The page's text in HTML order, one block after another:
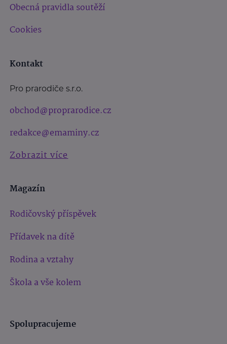
Obecná pravidla soutěží
Cookies
Kontakt
Pro prarodiče s.r.o.
obchod@proprarodice.cz
redakce@emaminy.cz
Zobrazit více
Magazín
Rodičovský příspěvek
Přídavek na dítě
Rodina a vztahy
Škola a vše kolem
Spolupracujeme